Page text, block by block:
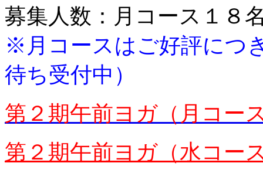
募集人数：月コース１８
※月コースはご好評につ
待ち受付中）
第２期午前ヨガ（月コー
第２期午前ヨガ（水コー